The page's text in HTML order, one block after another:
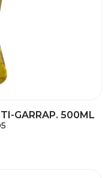
GARRAP. 500ML